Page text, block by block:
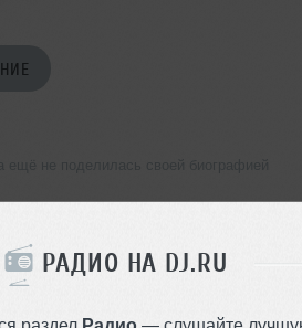
РАДИО НА DJ.RU
раздел Радио — слушайте